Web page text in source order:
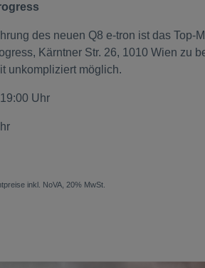
des neuen Q8 e-tron ist das Top-
Kärntner Str. 26, 1010 Wien zu
unkompliziert möglich.
Uhr
inkl. NoVA, 20% MwSt.